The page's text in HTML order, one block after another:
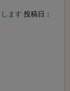
ます 投稿日：